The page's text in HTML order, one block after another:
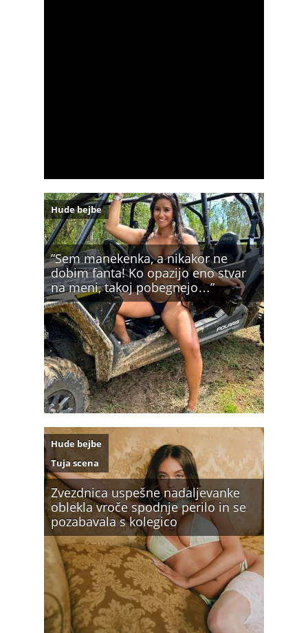
”Sem manekenka, a nikakor ne
dobim fanta! Ko opazijo eno stvar
na meni, takoj pobegnejo…”
Hude bejbe
Zvezdnica uspešne nadaljevanke
oblekla vroče spodnje perilo in se
pozabavala s kolegico
Hude bejbe
Tuja scena